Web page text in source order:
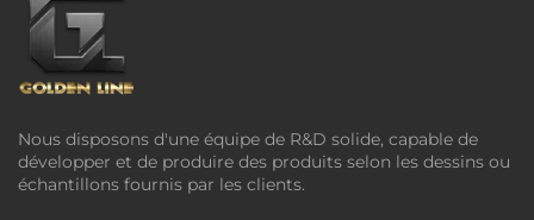
Nous disposons d'une équipe de R&D solide, capable de
développer et de produire des produits selon les dessins ou
échantillons fournis par les clients.